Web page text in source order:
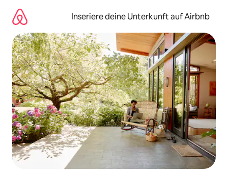
Inhalten
springen
Inseriere deine Unterkunft auf Airbnb